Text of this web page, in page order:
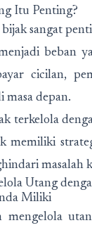
Itu Penting?
sangat
beban
cicilan,
masa depan.
terkelola
memiliki
masalah
Utang
Miliki
mengelola